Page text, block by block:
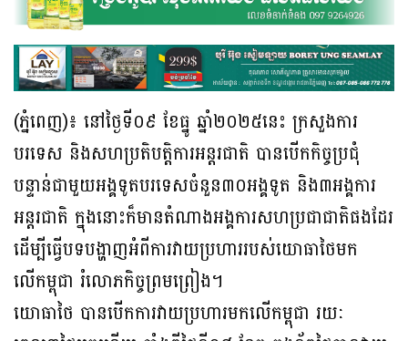
(ភ្នំពេញ)៖ នៅថ្ងៃទី០៩ ខែធ្នូ ឆ្នាំ២០២៥នេះ ក្រសួងការ
បរទេស និងសហប្រតិបត្តិការអន្តរជាតិ បានបើកកិច្ចប្រជុំ
បន្ទាន់ជាមួយអង្គទូតបរទេសចំនួន៣០អង្គទូត និង៣អង្គការ
អន្តរជាតិ ក្នុងនោះក៏មានតំណាងអង្គការសហប្រជាជាតិផងដែរ
ដើម្បីធ្វើបទបង្ហាញអំពីការវាយប្រហាររបស់យោធាថៃមក
លើកម្ពុជា រំលោភកិច្ចព្រមព្រៀង។
យោធាថៃ បានបើកការវាយប្រហារមកលើកម្ពុជា រយៈ